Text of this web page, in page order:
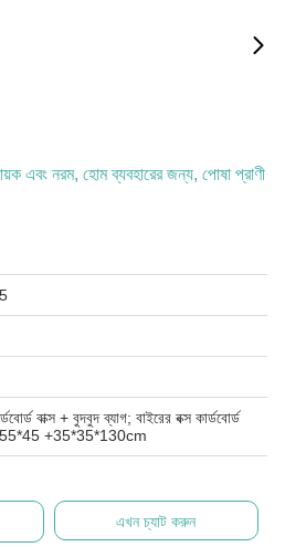
এবং নরম, হোম ব্যবহারের জন্য, পোষা প্রাণী
বাক্স + বুদবুদ ব্যাগ; বাইরের বক্স কার্ডবোর্ড
+35*35*130cm
এখন চ্যাট করুন